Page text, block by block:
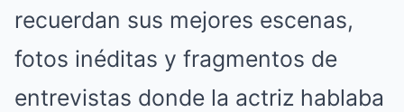
recuerdan sus mejores escenas,
fotos inéditas y fragmentos de
entrevistas donde la actriz hablaba